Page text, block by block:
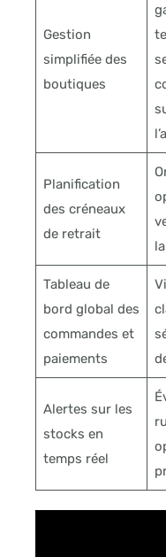
Gestion
simplifiée des
boutiques
Planification
des créneaux
de retrait
Tableau de
bord global des
commandes et
paiements
Alertes sur les
stocks en
temps réel